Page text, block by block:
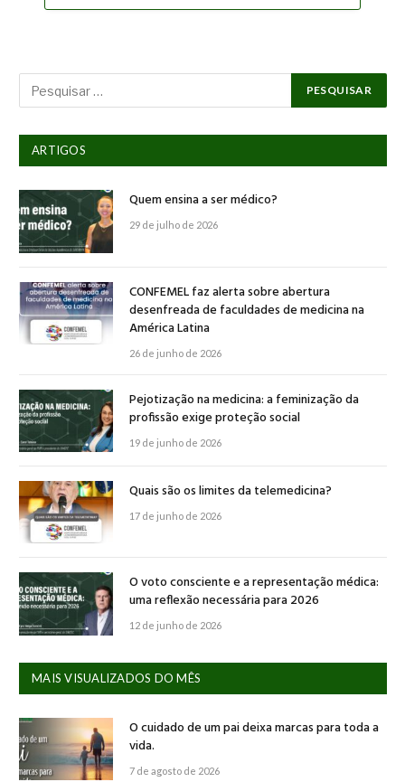
ARTIGOS
Quem ensina a ser médico?
29 de julho de 2026
CONFEMEL faz alerta sobre abertura
desenfreada de faculdades de medicina na
América Latina
26 de junho de 2026
Pejotização na medicina: a feminização da
profissão exige proteção social
19 de junho de 2026
Quais são os limites da telemedicina?
17 de junho de 2026
O voto consciente e a representação médica:
uma reflexão necessária para 2026
12 de junho de 2026
MAIS VISUALIZADOS DO MÊS
O cuidado de um pai deixa marcas para toda a
vida.
7 de agosto de 2026